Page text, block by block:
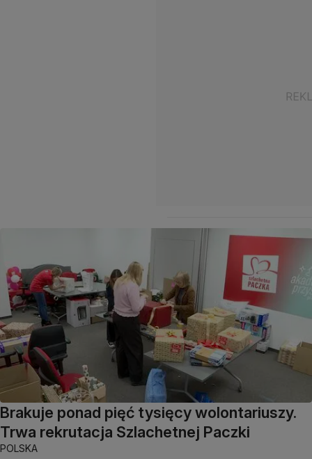
Brakuje ponad pięć tysięcy wolontariuszy.
Trwa rekrutacja Szlachetnej Paczki
POLSKA